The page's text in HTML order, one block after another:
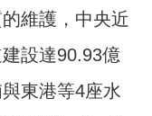
維護，中央近
設達90.93億
東港等4座水